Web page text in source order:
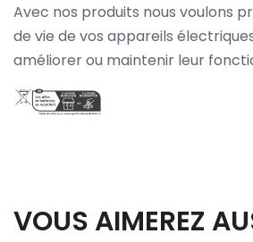
Avec nos produits nous voulons
de vie de vos appareils
améliorer ou maintenir leur
VOUS AIMEREZ